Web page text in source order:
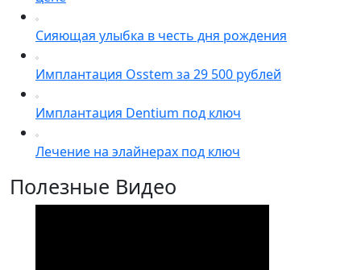
Сияющая улыбка в честь дня рождения
Имплантация Osstem за 29 500 рублей
Имплантация Dentium под ключ
Лечение на элайнерах под ключ
Полезные Видео